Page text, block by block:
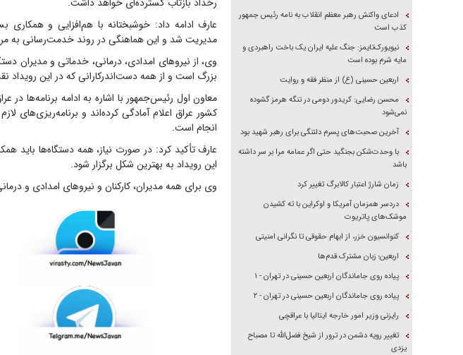
عارف ادامه داد: خوشبختانه با هم‌افزایی و
مدیریت شد و این هماهنگی در روند خدمت‌رسانی به
وی، از نیروهای امدادی، درمانی، خدماتی و مدیران
بزرگ است و از همه دست‌اندرکارانی که در این رویداد
معاون اول رئیس‌جمهور با اشاره به ادامه برنامه‌ها در
کشور عراق اعلام آمادگی کرده‌اند و برنامه‌ریزی‌های
انجام است.
عارف تأکید کرد: در صورت نیاز، همه دستگاه‌ها باید
این رویداد به بهترین شکل برگزار شود.
وی برای همه مدیران، کارکنان و نیروهای امدادی و
ادعای واکنش رهبر معظم انقلاب به نامه رئیس جمهور
کذب است
نیویورک‌تایمز: جنگ علیه ایران یک باخت راهبردی و
مایه شرم بوده است
اربعین حسینی (ع) از منظر فقه و روایت
محسن رضایی: کریدور دومی در تنگه هرمز گشوده
نمی‌شود
آخرین صحبت‌های پسرم دلتنگی برای رهبر شهید بود
با وحدت‌شکن بجنگید حتی اگر عمامه مرا بر سر داشته
باشد
زمان شارژ اعتبار کالابرگ تغییر کرد
دردسر همزمان آمریکا و اوکراین با ته کشیدن
موشک‌های پاتریوت
کنوانسیون خزر، از ابهام حقوقی تا نگرانی امنیتی
اربعین؛ زبان مشترک قدم‌ها
پیاده روی جاماندگان اربعین حسینی در تهران - ۱
پیاده روی جاماندگان اربعین حسینی در تهران - ۲
رایزنی وزیر امور خارجه ایتالیا با عراقچی
تغییر رویه دشمن در ترور از شیخ فضل‌الله تا مصباح
یزدی